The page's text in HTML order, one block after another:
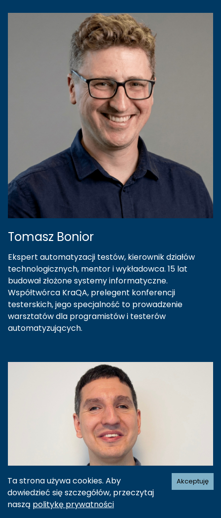
Ta strona używa cookies. Aby
dowiedzieć się szczegółów, przeczytaj
naszą politykę prywatności
Akceptuję
Tomasz Bonior
Ekspert automatyzacji testów, kierownik działów
technologicznych, mentor i wykładowca. 15 lat
budował złożone systemy informatyczne.
Współtwórca KraQA, prelegent konferencji
testerskich, jego specjalność to prowadzenie
warsztatów dla programistów i testerów
automatyzujących.